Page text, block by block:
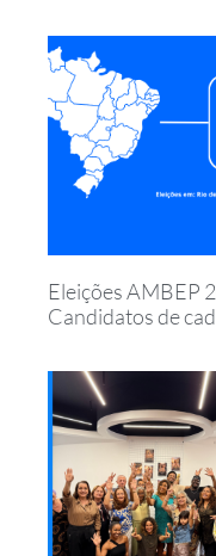
Eleições AMBEP
Candidatos de